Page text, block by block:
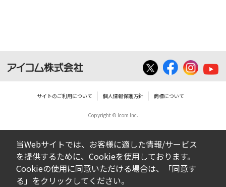
ダウンロードした取扱説明書等に使用され
の転用は一切出来ません。
ダウンロードした取扱説明書およびその他す
べての掲載物の変更は一切行わないでくださ
い。お客様による内容の変更により、何らか
の欠陥が生じたとしても、弊社では一切の保
証をいたしません。また、内容の変更の結
サイトのご利用について 個人情報保護方針 商標について
Copyright © Icom Inc.
当Webサイトでは、お客様に適した情報/サービス
を提供するために、Cookieを使用しております。
Cookieの使用に同意いただける場合は、「同意す
る」をクリックしてください。